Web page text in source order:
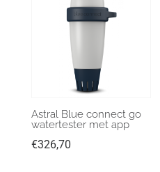
Astral Blue connect go
watertester met app
€326,70